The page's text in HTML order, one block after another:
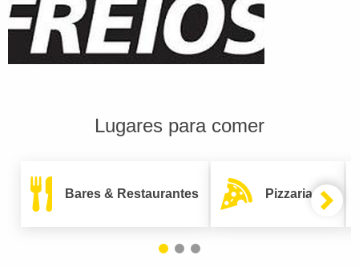
Lugares para comer
Bares & Restaurantes Pizzarias